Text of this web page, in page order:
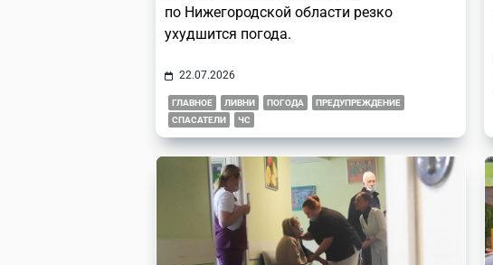
по Нижегородской области резко
ухудшится погода.
22.07.2026
ГЛАВНОЕ ЛИВНИ ПОГОДА
ПРЕДУПРЕЖДЕНИЕ
СПАСАТЕЛИ
ЧС